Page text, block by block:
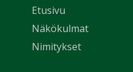
Etusivu
Näkökulmat
Nimitykset